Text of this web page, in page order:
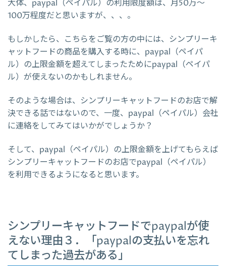
大体、paypal（ペイパル）の利用限度額は、月50万～
100万程度だと思いますが、、、。
もしかしたら、こちらをご覧の方の中には、シンプリーキ
ャットフードの商品を購入する時に、paypal（ペイパ
ル）の上限金額を超えてしまったためにpaypal（ペイパ
ル）が使えないのかもしれません。
そのような場合は、シンプリーキャットフードのお店で解
決できる話ではないので、一度、paypal（ペイパル）会社
に連絡をしてみてはいかがでしょうか？
そして、paypal（ペイパル）の上限金額を上げてもらえば
シンプリーキャットフードのお店でpaypal（ペイパル）
を利用できるようになると思います。
シンプリーキャットフードでpaypalが使
えない理由３．「paypalの支払いを忘れ
てしまった過去がある」